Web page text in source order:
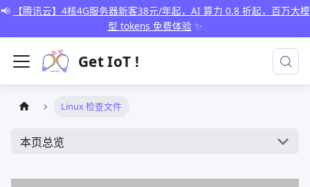
📢
【腾讯云】4核4G服务器新客38元/年起，AI 算力 0.8 折起，百万大模
型 tokens 免费体验 ✨
Get IoT !
Linux 检查文件
本页总览